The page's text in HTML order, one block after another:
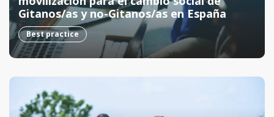
Gitanos/as y no-Gitanos/as en España
Best practice